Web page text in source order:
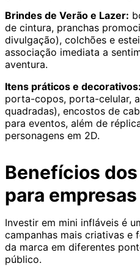
Brindes de Verão e Lazer:
de cintura, pranchas
divulgação), colchões e
associação imediata a
aventura.
Itens práticos e decorativos:
porta-copos, porta-celular,
quadradas), encostos de
para eventos, além de
personagens em 2D.
Benefícios
para empresas
Investir em mini infláveis é
campanhas mais criativas e
da marca em diferentes
público.